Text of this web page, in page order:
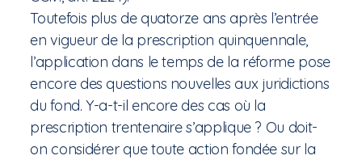
Toutefois plus de quatorze ans après l’entrée
en vigueur de la prescription quinquennale,
l’application dans le temps de la réforme pose
encore des questions nouvelles aux juridictions
du fond. Y-a-t-il encore des cas où la
prescription trentenaire s’applique ? Ou doit-
on considérer que toute action fondée sur la